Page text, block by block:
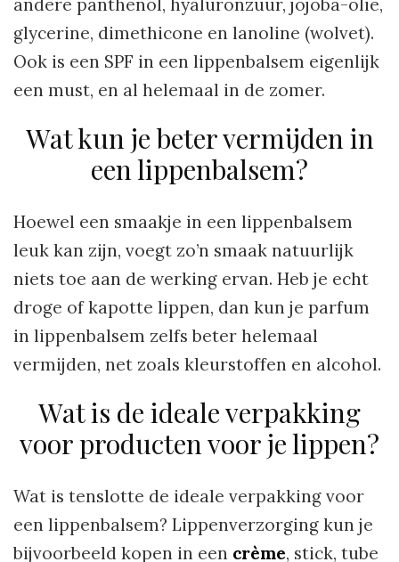
andere panthenol, hyaluronzuur, jojoba-olie,
glycerine, dimethicone en lanoline (wolvet).
Ook is een SPF in een lippenbalsem eigenlijk
een must, en al helemaal in de zomer.
Wat kun je beter vermijden in
een lippenbalsem?
Hoewel een smaakje in een lippenbalsem
leuk kan zijn, voegt zo’n smaak natuurlijk
niets toe aan de werking ervan. Heb je echt
droge of kapotte lippen, dan kun je parfum
in lippenbalsem zelfs beter helemaal
vermijden, net zoals kleurstoffen en alcohol.
Wat is de ideale verpakking
voor producten voor je lippen?
Wat is tenslotte de ideale verpakking voor
een lippenbalsem? Lippenverzorging kun je
bijvoorbeeld kopen in een crème, stick, tube